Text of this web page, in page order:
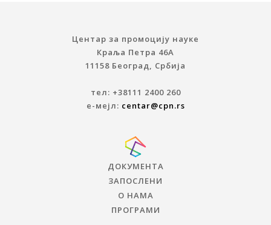
Центар за промоцију науке
Краља Петра 46A
11158 Београд, Србија
тел: +38111 2400 260
е-мејл: centar@cpn.rs
ДОКУМЕНТА
ЗАПОСЛЕНИ
О НАМА
ПРОГРАМИ